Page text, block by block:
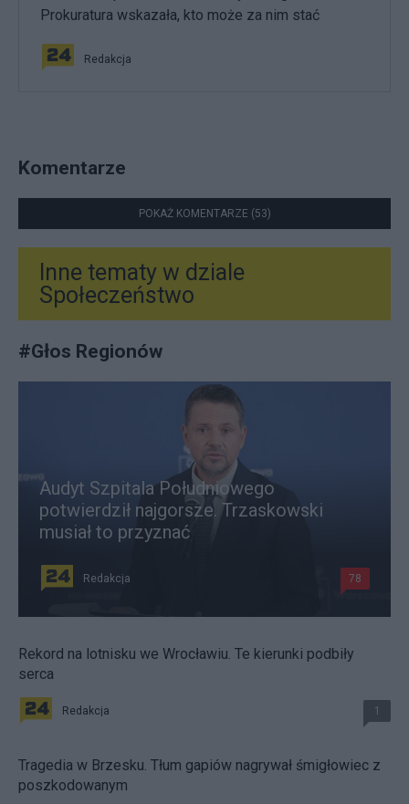
Prokuratura wskazała, kto może za nim stać
Redakcja
Komentarze
POKAŻ KOMENTARZE (53)
Inne tematy w dziale
Społeczeństwo
#Głos Regionów
Audyt Szpitala Południowego
potwierdził najgorsze. Trzaskowski
musiał to przyznać
Redakcja 78
Rekord na lotnisku we Wrocławiu. Te kierunki podbiły
serca
Redakcja 1
Tragedia w Brzesku. Tłum gapiów nagrywał śmigłowiec z
poszkodowanym